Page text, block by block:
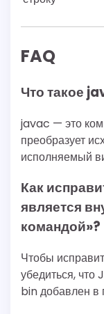
FAQ
Что такое
javac — это
преобразует
исполняемый
Как
является
командой»?
Чтобы
убедиться, что
bin добавлен в